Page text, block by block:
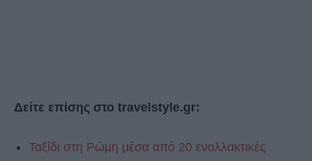
Δείτε επίσης στο travelstyle.gr:
Ταξίδι στη Ρώμη μέσα από 20 εναλλακτικές